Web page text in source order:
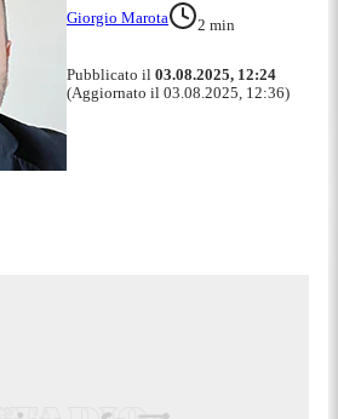
Giorgio Marota 2 min
Pubblicato il 03.08.2025, 12:24
(Aggiornato il 03.08.2025, 12:36)